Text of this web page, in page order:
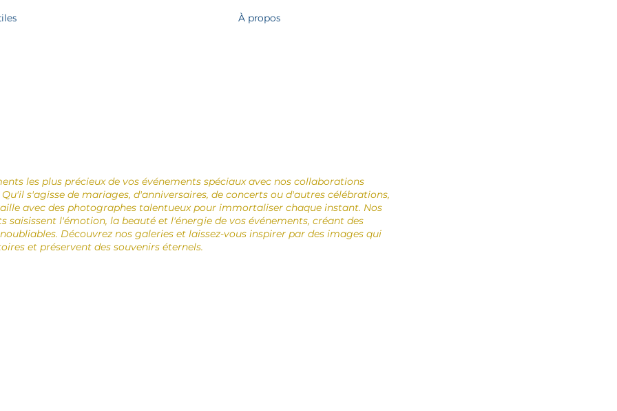
À propos
les plus précieux de vos événements spéciaux avec nos collaborations
s'agisse de mariages, d'anniversaires, de concerts ou d'autres célébrations,
avec des photographes talentueux pour immortaliser chaque instant. Nos
saisissent l'émotion, la beauté et l'énergie de vos événements, créant des
Découvrez nos galeries et laissez-vous inspirer par des images qui
et préservent des souvenirs éternels.